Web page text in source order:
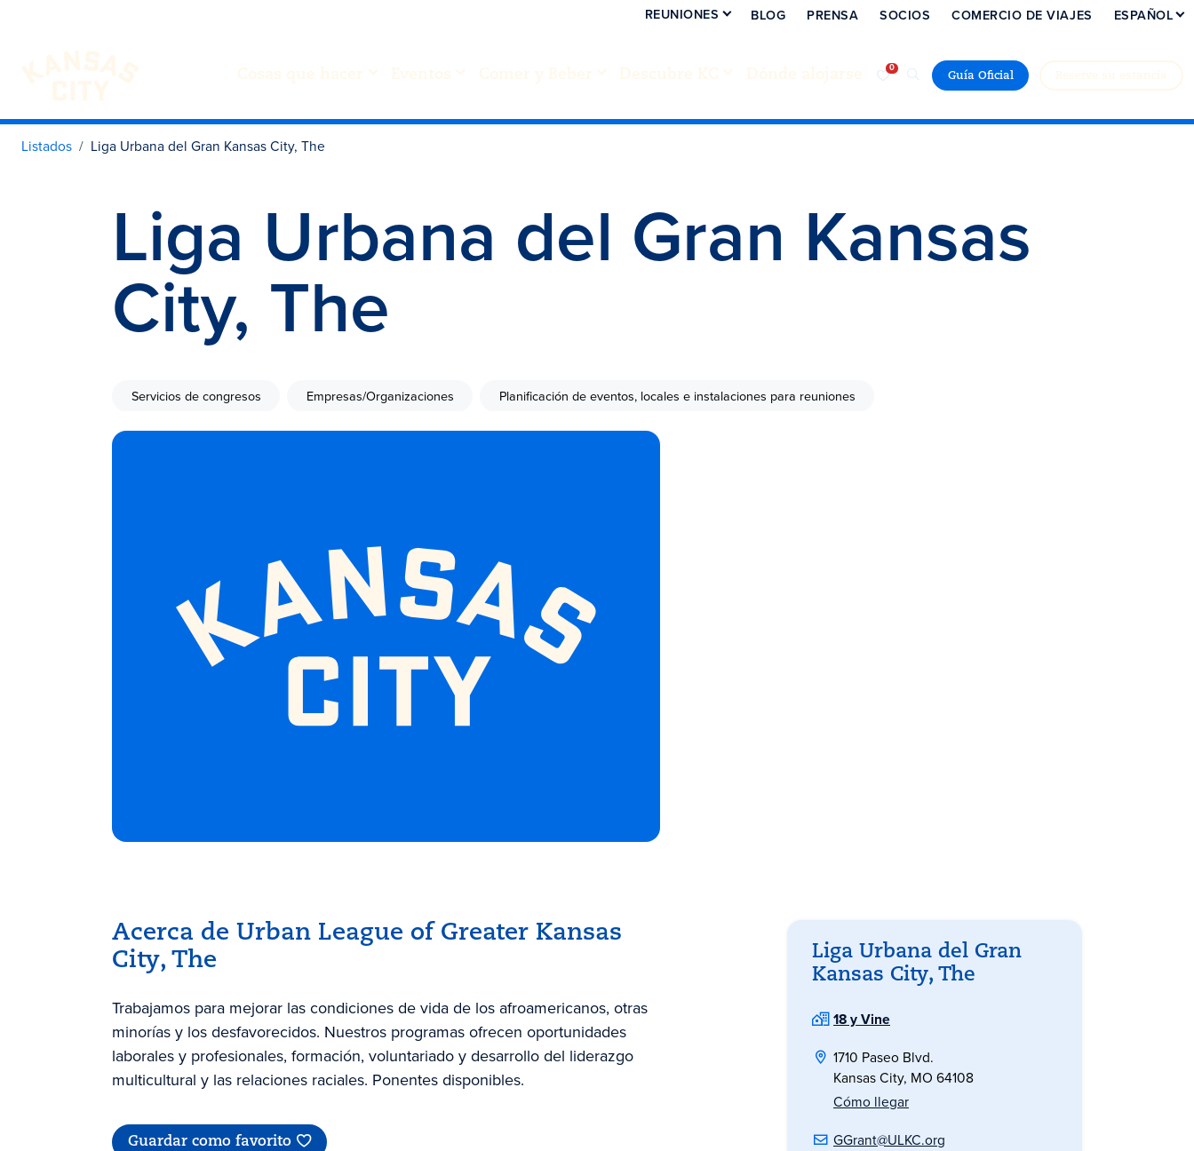
Visita KC
Guía Oficial
REUNIONES BLOG PRENSA SOCIOS COMERCIO DE VIAJES ESPAÑOL
Listados Liga Urbana del Gran Kansas City, The
Liga Urbana del Gran Kansas
City, The
Servicios de congresos Empresas/Organizaciones Planificación de eventos, locales e instalaciones para reuniones
Acerca de Urban League of Greater Kansas
City, The
Trabajamos para mejorar las condiciones de vida de los afroamericanos, otras
minorías y los desfavorecidos. Nuestros programas ofrecen oportunidades
laborales y profesionales, formación, voluntariado y desarrollo del liderazgo
multicultural y las relaciones raciales. Ponentes disponibles.
Guardar como favorito
Liga Urbana del Gran
Kansas City, The
18 y Vine
1710 Paseo Blvd.
Kansas City, MO 64108
Cómo llegar
GGrant@ULKC.org